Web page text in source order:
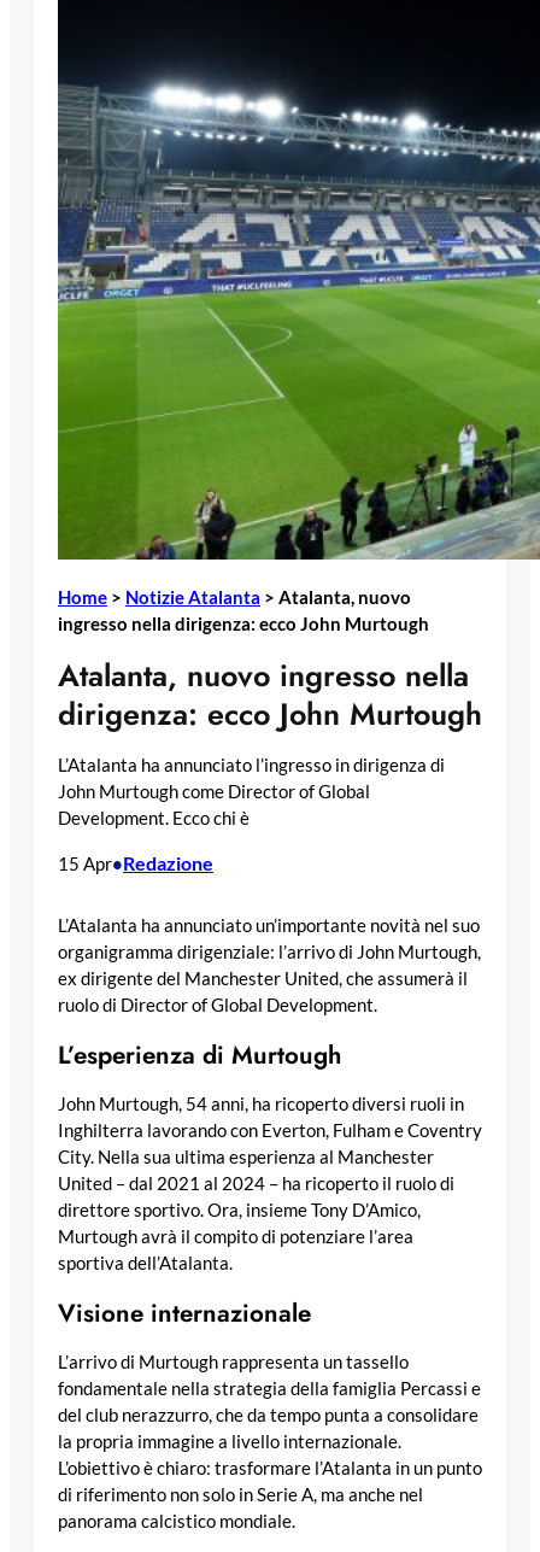
Home > Notizie Atalanta > Atalanta, nuovo
ingresso nella dirigenza: ecco John Murtough
Atalanta, nuovo ingresso nella
dirigenza: ecco John Murtough
L’Atalanta ha annunciato l’ingresso in dirigenza di
John Murtough come Director of Global
Development. Ecco chi è
15 Apr•Redazione
L’Atalanta ha annunciato un’importante novità nel suo
organigramma dirigenziale: l’arrivo di John Murtough,
ex dirigente del Manchester United, che assumerà il
ruolo di Director of Global Development.
L’esperienza di Murtough
John Murtough, 54 anni, ha ricoperto diversi ruoli in
Inghilterra lavorando con Everton, Fulham e Coventry
City. Nella sua ultima esperienza al Manchester
United – dal 2021 al 2024 – ha ricoperto il ruolo di
direttore sportivo. Ora, insieme Tony D’Amico,
Murtough avrà il compito di potenziare l’area
sportiva dell’Atalanta.
Visione internazionale
L’arrivo di Murtough rappresenta un tassello
fondamentale nella strategia della famiglia Percassi e
del club nerazzurro, che da tempo punta a consolidare
la propria immagine a livello internazionale.
L’obiettivo è chiaro: trasformare l’Atalanta in un punto
di riferimento non solo in Serie A, ma anche nel
panorama calcistico mondiale.